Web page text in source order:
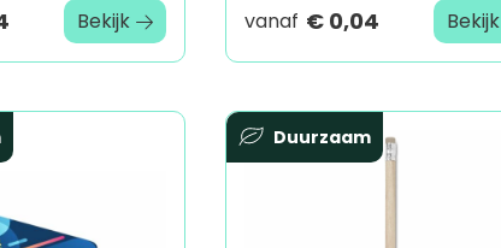
Bekijk vanaf € 0,04 Bekijk
Duurzaam